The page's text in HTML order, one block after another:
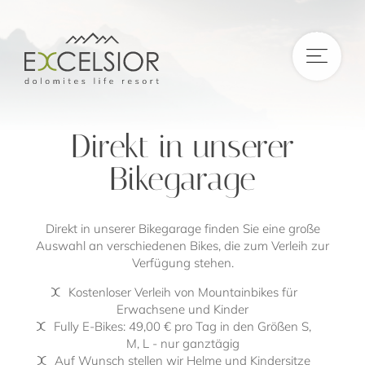
DE |IT| EN
Direkt in unserer
Bikegarage
Direkt in unserer Bikegarage finden Sie eine große
Auswahl an verschiedenen Bikes, die zum Verleih zur
Verfügung stehen.
Kostenloser Verleih von Mountainbikes für
Erwachsene und Kinder
Fully E-Bikes: 49,00 € pro Tag in den Größen S,
M, L - nur ganztägig
Auf Wunsch stellen wir Helme und Kindersitze